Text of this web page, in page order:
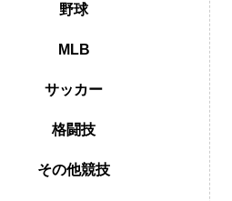
野球
MLB
サッカー
格闘技
その他競技